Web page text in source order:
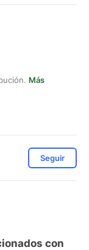
Más
Seguir
con